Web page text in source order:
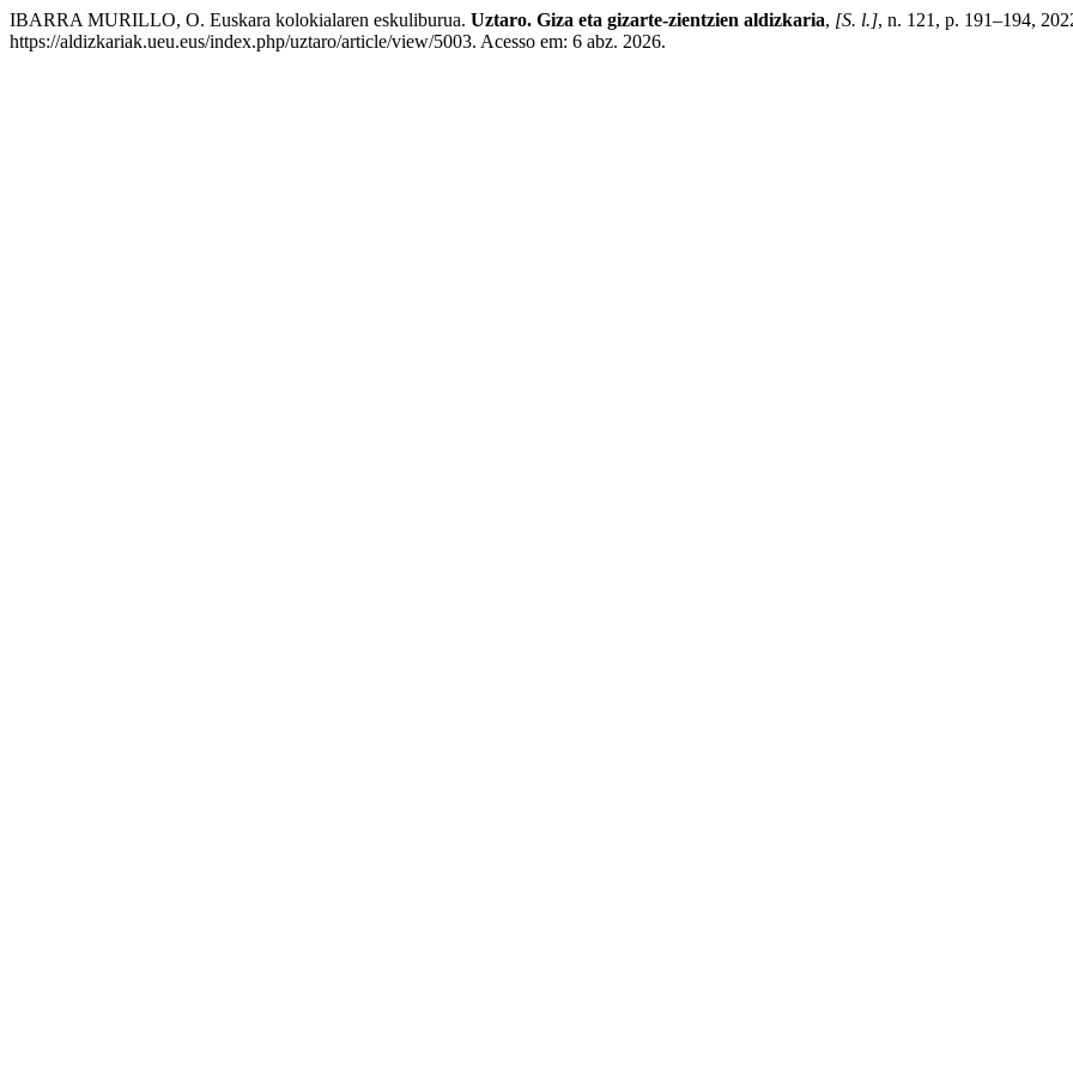
IBARRA MURILLO, O. Euskara kolokialaren eskuliburua. Uztaro. Giza eta gizarte-zientzien aldizkaria, [S. l.], n. 121, p. 191–194,
https://aldizkariak.ueu.eus/index.php/uztaro/article/view/5003. Acesso em: 6 abz. 2026.